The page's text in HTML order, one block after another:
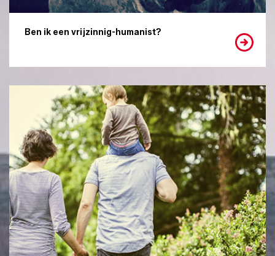
Ben ik een vrijzinnig-humanist?